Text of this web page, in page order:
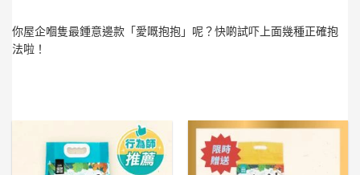
你屋企嗰隻最鍾意邊款「愛嘅抱抱」呢？快啲試吓上面幾種正確抱
法啦！